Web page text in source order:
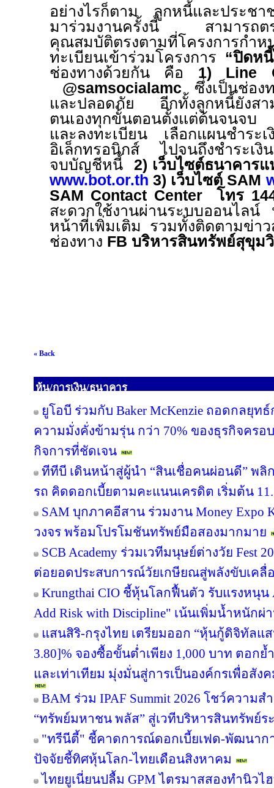
อย่างไรก็ตาม ลูกหนี้และประชา
มาร่วมงานครั้งนี้ สามารถตร
คุณสมบัติตรงตามที่โครงการกำห
ทะเบียนเข้าร่วมโครงการ “ปิดห
ช่องทางด้วยกัน คือ 1) Line
@samsocialamc
ซึ่งเป็นช่อ
และปลอดภัย อีกทั้งลูกหนี้ยังสา
ตนเองทุกขั้นตอนตั้งแต่ต้นจนจบ
และลงทะเบียน เลือกแผนชำร
อิเล็กทรอนิกส์ ไปจนถึงชำระเงิ
จบบัญชีหนี้
2) เว็บไซต์ธนาคาร
www.bot.or.th 3) เว็บไซต์ SAM
SAM Contact Centerโทร
สะดวกใช้งานผ่านระบบออนไลน์
หน้าที่เพิ่มเติม รวมทั้งติดตามข่า
ช่องทาง FB บริหารสินทรัพย์สุขุม
« Back
หุ้น/การเงิน/ธนาคาร
ยูโอบี ร่วมกับ Baker McKenzie ถอดกลยุท
ความมั่งคั่งข้ามรุ่น กว่า 70% ของธุรกิจคร
กิจการที่ชัดเจน
ทีทีบี เดินหน้าสู่ผู้นำ “สินเชื่อคนผ่อนดี” พลิ
รถ คิดดอกเบี้ยตามคะแนนเครดิต เริ่มต้น
SAM บุกภาคอีสาน ร่วมงาน Money Expo
วงจร พร้อมโปรโมชันทรัพย์มือสองมากมาย
SCB Academy ร่วมเวทีมนุษย์ต่างวัย Fest
ต่อยอดประสบการณ์วัยเกษียณสู่พลังขับเคลื่
Krungthai CIO ชี้หุ้นโลกฟื้นตัว รับแรงหนุน
Add Risk with Discipline" เน้นเพิ่มน้ำหนักผ่
แสนสิริ-กรุงไทย เตรียมออก “หุ้นกู้ดิจิทัลแ
3.80]% จองซื้อขั้นต่ำเพียง 1,000 บาท ตอก
และเท่าเทียม มุ่งมั่นสู่การเป็นองค์กรเพื่อสัง
BAM ร่วม IPAF Summit 2026 โชว์ความส
“ทรัพย์มหาชน พลัส” สู่เวทีบริหารสินทรัพย์ร
"ทรีนีตี้" ชี้คาดการณ์ดอกเบี้ยเฟด-พัฒนาก
ปัจจัยชี้ทิศหุ้นโลก-ไทยเดือนสิงหาคม
ไทยยูเนี่ยนปลื้ม GPM ไตรมาสสองทำนิวไ